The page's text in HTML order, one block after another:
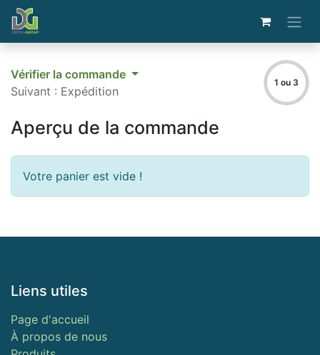
Vérifier la commande
Suivant : Expédition
1 ou 3
Aperçu de la commande
Votre panier est vide !
Liens utiles
Page d'accueil
À propos de nous